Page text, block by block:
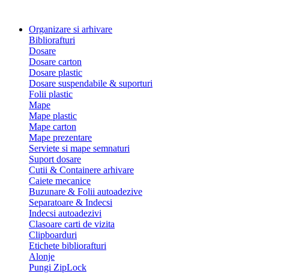
Organizare si arhivare
Bibliorafturi
Dosare
Dosare carton
Dosare plastic
Dosare suspendabile & suporturi
Folii plastic
Mape
Mape plastic
Mape carton
Mape prezentare
Serviete si mape semnaturi
Suport dosare
Cutii & Containere arhivare
Caiete mecanice
Buzunare & Folii autoadezive
Separatoare & Indecsi
Indecsi autoadezivi
Clasoare carti de vizita
Clipboarduri
Etichete bibliorafturi
Alonje
Pungi ZipLock